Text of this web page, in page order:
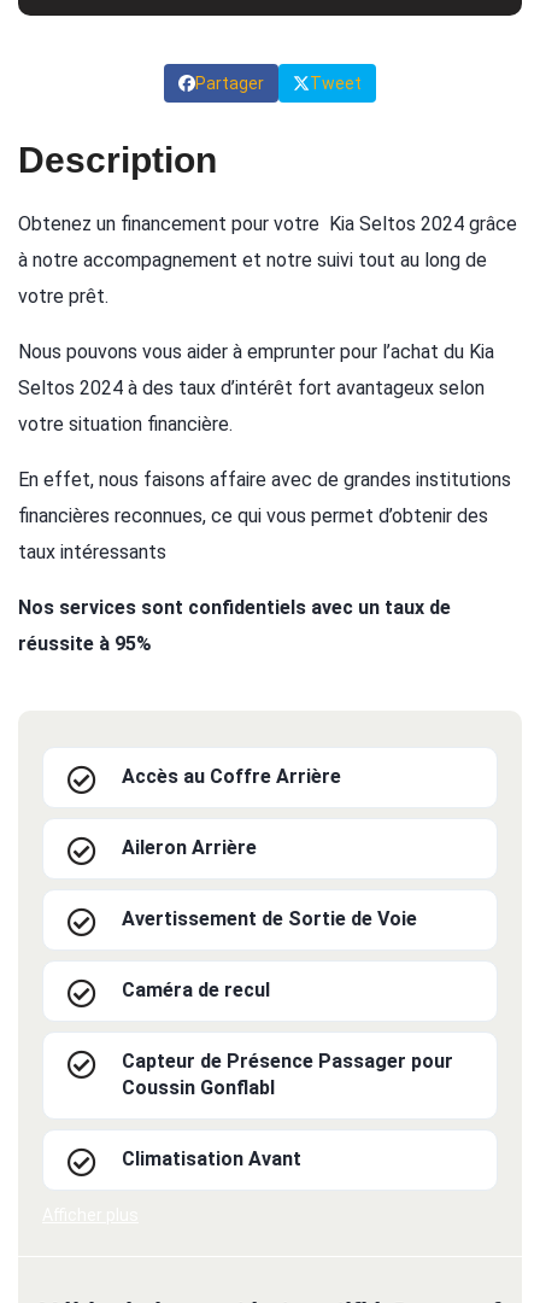
Partager Tweet
Description
Obtenez un financement pour votre Kia Seltos 2024 grâce
à notre accompagnement et notre suivi tout au long de
votre prêt.
Nous pouvons vous aider à emprunter pour l’achat du Kia
Seltos 2024 à des taux d’intérêt fort avantageux selon
votre situation financière.
En effet, nous faisons affaire avec de grandes institutions
financières reconnues, ce qui vous permet d’obtenir des
taux intéressants
Nos services sont confidentiels avec un taux de
réussite à 95%
Accès au Coffre Arrière
Aileron Arrière
Avertissement de Sortie de Voie
Caméra de recul
Capteur de Présence Passager pour
Coussin Gonflabl
Climatisation Avant